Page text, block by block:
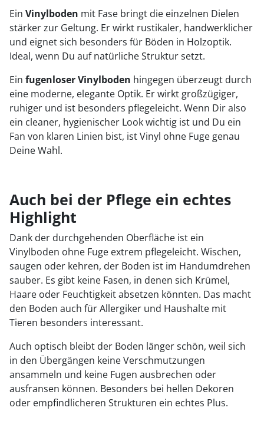
Ein Vinylboden mit Fase bringt die einzelnen Dielen
stärker zur Geltung. Er wirkt rustikaler, handwerklicher
und eignet sich besonders für Böden in Holzoptik.
Ideal, wenn Du auf natürliche Struktur setzt.
Ein fugenloser Vinylboden hingegen überzeugt durch
eine moderne, elegante Optik. Er wirkt großzügiger,
ruhiger und ist besonders pflegeleicht. Wenn Dir also
ein cleaner, hygienischer Look wichtig ist und Du ein
Fan von klaren Linien bist, ist Vinyl ohne Fuge genau
Deine Wahl.
Auch bei der Pflege ein echtes
Highlight
Dank der durchgehenden Oberfläche ist ein
Vinylboden ohne Fuge extrem pflegeleicht. Wischen,
saugen oder kehren, der Boden ist im Handumdrehen
sauber. Es gibt keine Fasen, in denen sich Krümel,
Haare oder Feuchtigkeit absetzen könnten. Das macht
den Boden auch für Allergiker und Haushalte mit
Tieren besonders interessant.
Auch optisch bleibt der Boden länger schön, weil sich
in den Übergängen keine Verschmutzungen
ansammeln und keine Fugen ausbrechen oder
ausfransen können. Besonders bei hellen Dekoren
oder empfindlicheren Strukturen ein echtes Plus.